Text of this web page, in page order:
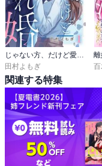
田村よもぎ
関連する特集